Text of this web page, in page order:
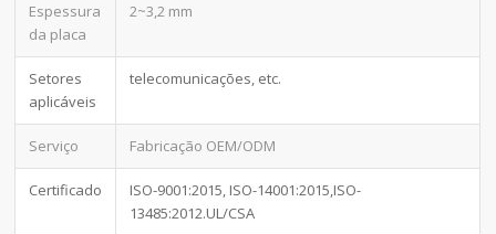
Espessura
da placa
2~3,2 mm
Setores
aplicáveis
telecomunicações, etc.
Serviço Fabricação OEM/ODM
Certificado
ISO-9001:2015, ISO-14001:2015,ISO-
13485:2012.UL/CSA